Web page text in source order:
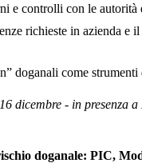
e controlli con le autorità
richieste in azienda e
doganali come strumenti
dicembre - in presenza
doganale: PIC,